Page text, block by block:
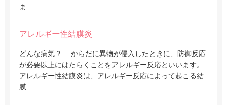
ま…
アレルギー性結膜炎
どんな病気？ からだに異物が侵入したときに、防御反応
が必要以上にはたらくことをアレルギー反応といいます。
アレルギー性結膜炎は、アレルギー反応によって起こる結
膜…